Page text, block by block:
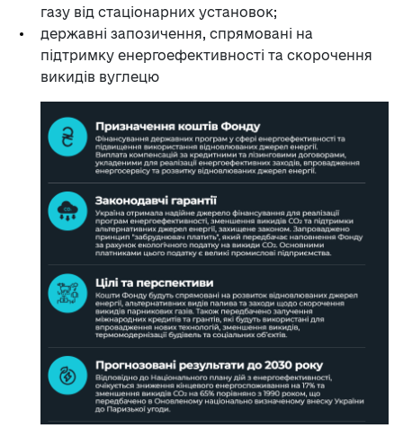
газу від стаціонарних установок;
державні запозичення, спрямовані на
підтримку енергоефективності та скорочення
викидів вуглецю